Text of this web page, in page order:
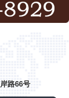
路66号